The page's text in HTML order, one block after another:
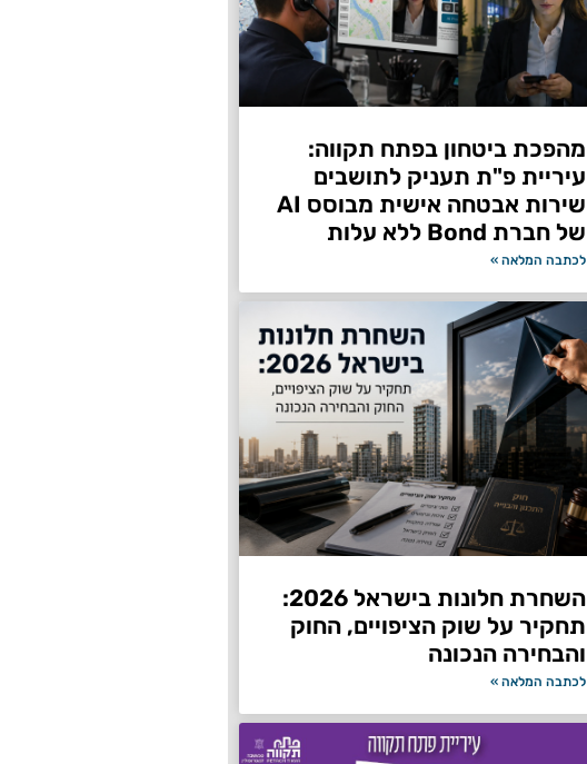
מהפכת ביטחון בפתח תקווה:
עיריית פ"ת תעניק לתושבים
שירות אבטחה אישית מבוסס AI
של חברת Bond ללא עלות
לכתבה המלאה »
השחרת חלונות בישראל 2026:
תחקיר על שוק הציפויים, החוק
והבחירה הנכונה
לכתבה המלאה »